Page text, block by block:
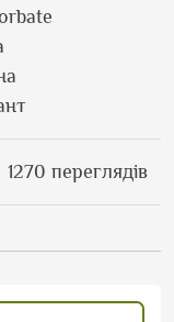
1270 переглядів